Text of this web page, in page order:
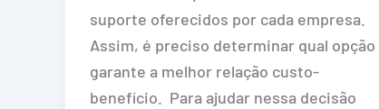
suporte oferecidos por cada empresa.
Assim, é preciso determinar qual opção
garante a melhor relação custo-
benefício. Para ajudar nessa decisão